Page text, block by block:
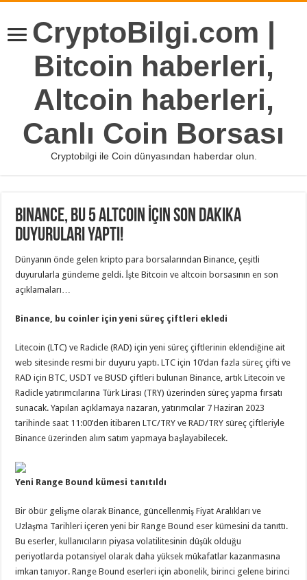
CryptoBilgi.com |
Bitcoin haberleri,
Altcoin haberleri,
Canlı Coin Borsası
Cryptobilgi ile Coin dünyasından haberdar olun.
Binance, Bu 5 Altcoin İçin Son Dakika
Duyuruları Yaptı!
Dünyanın önde gelen kripto para borsalarından Binance, çeşitli
duyurularla gündeme geldi. İşte Bitcoin ve altcoin borsasının en son
açıklamaları…
Binance, bu coinler için yeni süreç çiftleri ekledi
Litecoin (LTC) ve Radicle (RAD) için yeni süreç çiftlerinin eklendiğine ait
web sitesinde resmi bir duyuru yaptı. LTC için 10’dan fazla süreç çifti ve
RAD için BTC, USDT ve BUSD çiftleri bulunan Binance, artık Litecoin ve
Radicle yatırımcılarına Türk Lirası (TRY) üzerinden süreç yapma fırsatı
sunacak. Yapılan açıklamaya nazaran, yatırımcılar 7 Haziran 2023
tarihinde saat 11:00’den itibaren LTC/TRY ve RAD/TRY süreç çiftleriyle
Binance üzerinden alım satım yapmaya başlayabilecek.
Yeni Range Bound kümesi tanıtıldı
Bir öbür gelişme olarak Binance, güncellenmiş Fiyat Aralıkları ve
Uzlaşma Tarihleri içeren yeni bir Range Bound eser kümesini da tanıttı.
Bu eserler, kullanıcıların piyasa volatilitesinin düşük olduğu
periyotlarda potansiyel olarak daha yüksek mükafatlar kazanmasına
imkan tanıyor. Range Bound eserleri için abonelik, birinci gelene birinci